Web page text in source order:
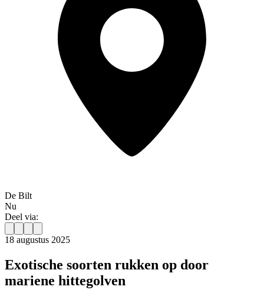
De Bilt
Nu
Deel via:
18 augustus 2025
Exotische soorten rukken op door
mariene hittegolven